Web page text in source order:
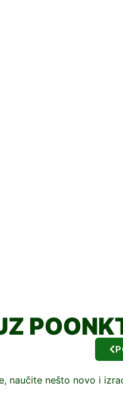
naučite nešto novo i